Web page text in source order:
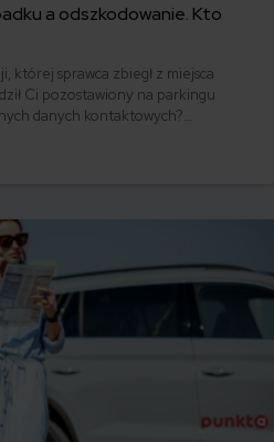
a odszkodowanie. Kto
której sprawca zbiegł z miejsca
Ci pozostawiony na parkingu
danych kontaktowych?
i jak je uzyskać.